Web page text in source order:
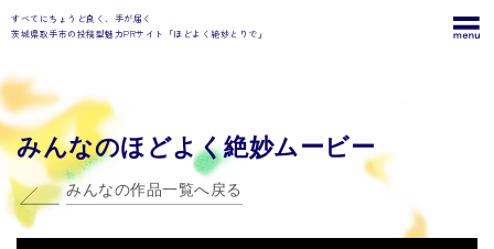
すべてにちょうど良く、手が届く
茨城県取手市の投稿型魅力PRサイト「ほどよく絶妙とりで」
みんなのほどよく絶妙ムービー
みんなの作品一覧へ戻る